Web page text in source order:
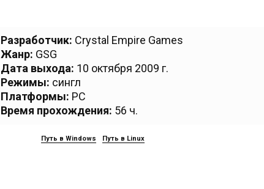
Разработчик: Crystal Empire Games
Жанр: GSG
Дата выхода: 10 октября 2009 г.
Режимы: сингл
Платформы: PC
Время прохождения: 56 ч.
Путь в Windows Путь в Linux